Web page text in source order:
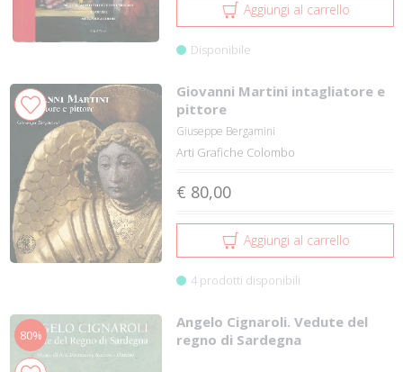
Aggiungi al carrello
Disponibile
Giovanni Martini intagliatore e
pittore
Giuseppe Bergamini
Arti Grafiche Colombo
€ 80,00
Aggiungi al carrello
4 prodotti disponibili
80%
Angelo Cignaroli. Vedute del
regno di Sardegna